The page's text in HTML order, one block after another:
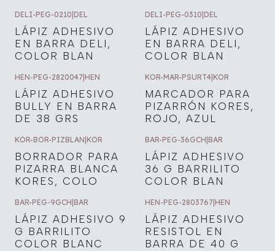
DELI-PEG-0210|DEL
LÁPIZ ADHESIVO
EN BARRA DELI,
COLOR BLAN
DELI-PEG-0310|DEL
LÁPIZ ADHESIVO
EN BARRA DELI,
COLOR BLAN
HEN-PEG-2820047 HEN
LÁPIZ ADHESIVO
BULLY EN BARRA
DE 38 GRS
KOR-MAR-PSURT4 KOR
MARCADOR PARA
PIZARRÓN KORES,
ROJO, AZUL
KOR-BOR-PIZBLAN KOR
BORRADOR PARA
PIZARRA BLANCA
KORES, COLO
BAR-PEG-36GCH BAR
LÁPIZ ADHESIVO
36 G BARRILITO
COLOR BLAN
BAR-PEG-9GCH BAR
LÁPIZ ADHESIVO 9
G BARRILITO
COLOR BLANC
HEN-PEG-2803767 HEN
LÁPIZ ADHESIVO
RESISTOL EN
BARRA DE 40 G